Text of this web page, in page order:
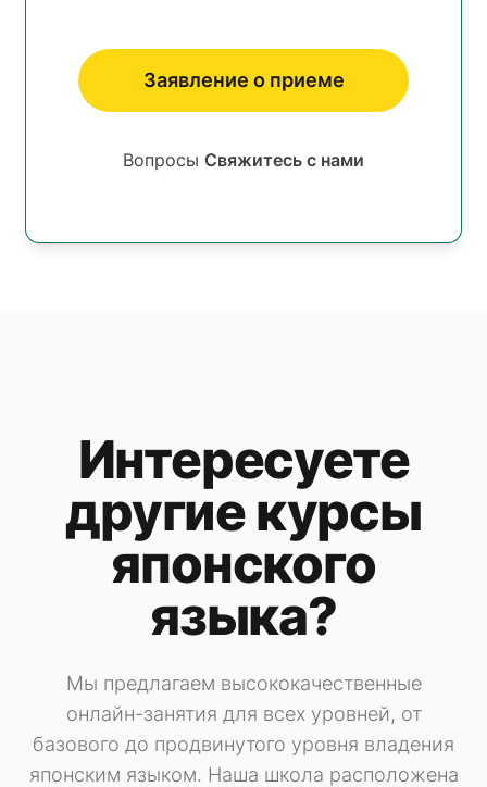
Заявление о приеме
Вопросы Свяжитесь с нами
Интересуете
другие курсы
японского
языка?
Мы предлагаем высококачественные
онлайн-занятия для всех уровней, от
базового до продвинутого уровня владения
японским языком. Наша школа расположена